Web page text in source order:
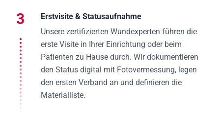
Erstvisite & Statusaufnahme
Unsere zertifizierten Wundexperten führen die
erste Visite in Ihrer Einrichtung oder beim
Patienten zu Hause durch. Wir dokumentieren
den Status digital mit Fotovermessung, legen
den ersten Verband an und definieren die
Materialliste.
3